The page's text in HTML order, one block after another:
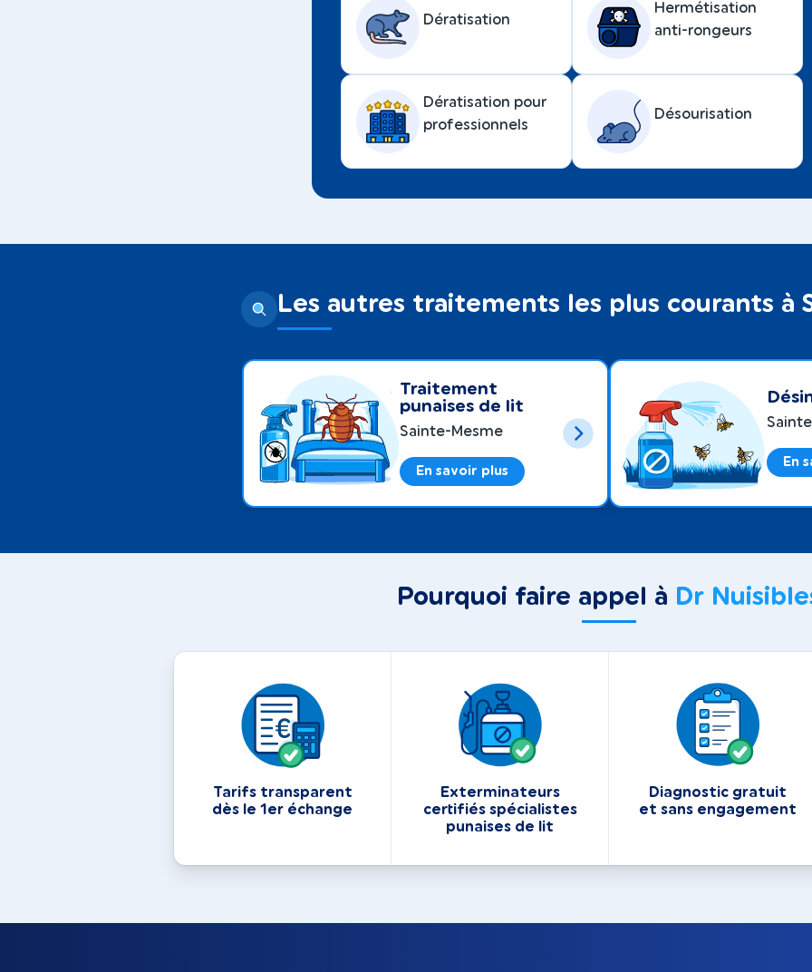
Dératisation
Hermétisation
anti-rongeurs
Dératisation pour
professionnels
Désourisation
Les autres traitements les plus courants à
Traitement
punaises de lit
Sainte-Mesme
En savoir plus
En
Pourquoi faire appel à Dr
Tarifs transparent
dès le 1er échange
Exterminateurs
certifiés spécialistes
punaises de lit
Diagnostic gratuit
et sans engagement